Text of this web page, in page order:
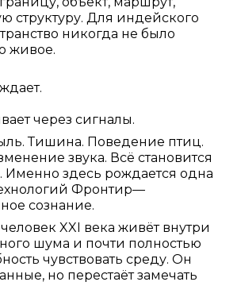
структуру. Для индейского
никогда не было
живое.
через сигналы.
Тишина. Поведение птиц.
звука. Всё становится
здесь рождается одна
Фронтир—
сознание.
XXI века живёт внутри
шума и почти полностью
чувствовать среду. Он
но перестаёт замечать